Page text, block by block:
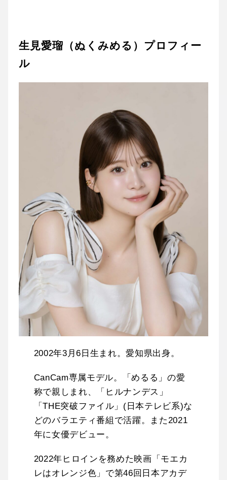
生見愛瑠（ぬくみめる）プロフィー
ル
2002年3月6日生まれ。愛知県出身。
CanCam専属モデル。「めるる」の愛
称で親しまれ、「ヒルナンデス」
「THE突破ファイル」(日本テレビ系)な
どのバラエティ番組で活躍。また2021
年に女優デビュー。
2022年ヒロインを務めた映画「モエカ
レはオレンジ色」で第46回日本アカデ